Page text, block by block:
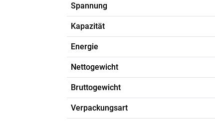
Spannung
Kapazität
Energie
Nettogewicht
Bruttogewicht
Verpackungsart